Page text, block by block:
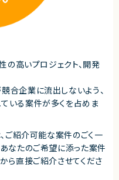
体験の評価が高く、国内のみな
拡大しています。
群
導入実績（数万社規模）
されており、今後のスケールに
。
れを背景に、この分野自体が急
す。
両方で優位性を持ち、将来的に
るポテンシャルを備えていま
高いプロジェクト、開発
合企業に流出しないよう、
いる案件が多くを占めま
ご紹介可能な案件のごく一
あなたのご希望に添った案件
ら直接ご紹介させてくださ